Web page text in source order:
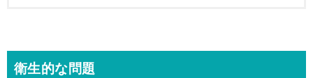
衛生的な問題